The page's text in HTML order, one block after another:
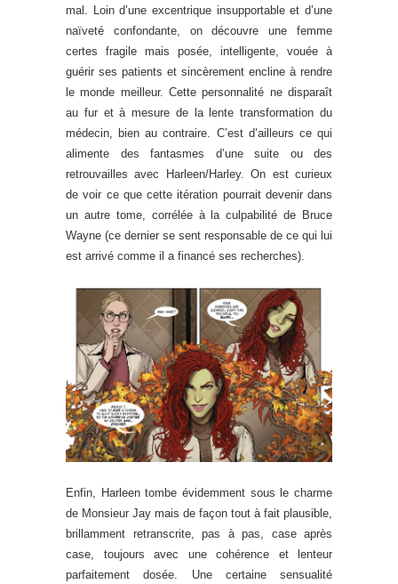
mal. Loin d’une excentrique insupportable et d’une
naïveté confondante, on découvre une femme
certes fragile mais posée, intelligente, vouée à
guérir ses patients et sincèrement encline à rendre
le monde meilleur. Cette personnalité ne disparaît
au fur et à mesure de la lente transformation du
médecin, bien au contraire. C’est d’ailleurs ce qui
alimente des fantasmes d’une suite ou des
retrouvailles avec Harleen/Harley. On est curieux
de voir ce que cette itération pourrait devenir dans
un autre tome, corrélée à la culpabilité de Bruce
Wayne (ce dernier se sent responsable de ce qui lui
est arrivé comme il a financé ses recherches).
Enfin, Harleen tombe évidemment sous le charme
de Monsieur Jay mais de façon tout à fait plausible,
brillamment retranscrite, pas à pas, case après
case, toujours avec une cohérence et lenteur
parfaitement dosée. Une certaine sensualité